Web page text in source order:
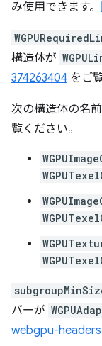
み使用できます。
構造体が
374263404 をご
次の構造体の名
覧ください。
バーが
webgpu-headers